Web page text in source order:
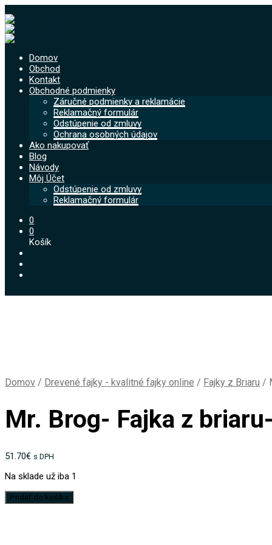
Domov
Obchod
Kontakt
Obchodné podmienky
Záručné podmienky a reklamácie
Reklamačný formulár
Odstúpenie od zmluvy
Ochrana osobných údajov
Ako nakupovať
Blog
Návody
Môj Účet
Odstúpenie od zmluvy
Reklamačný formulár
0
0
Košík
Domov / Drevené fajky - kvalitné fajky online / Fajky z Briaru /
Mr. Brog- Fajka z
51.70€ s DPH
Na sklade už iba 1
množstvo
Mr.
Pridať do košíka